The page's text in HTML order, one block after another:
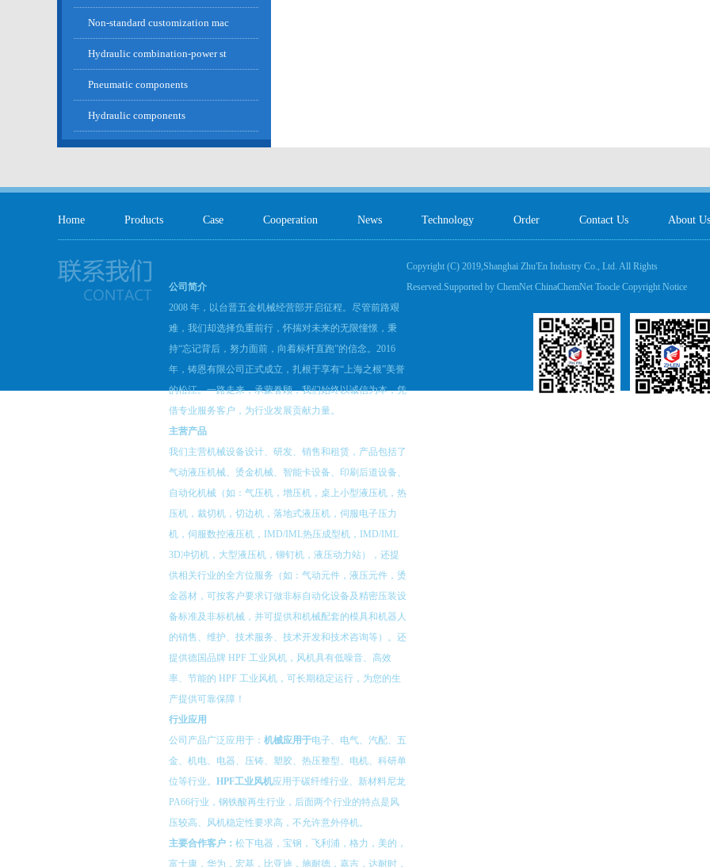
Non-standard customization mac
Hydraulic combination-power st
Pneumatic components
Hydraulic components
Home Products Case Cooperation News Technology Order Contact Us About Us
公司简介
2008 年，以台晋五金机械经营部开启征程。尽管前路艰
难，我们却选择负重前行，怀揣对未来的无限憧憬，秉
持“忘记背后，努力面前，向着标杆直跑”的信念。2016
年，铸恩有限公司正式成立，扎根于享有“上海之根”美誉
的松江。一路走来，承蒙眷顾，我们始终以诚信为本，凭
借专业服务客户，为行业发展贡献力量。
主营产品
我们主营机械设备设计、研发、销售和租赁，产品包括了
气动液压机械、烫金机械、智能卡设备、印刷后道设备、
自动化机械（如：气压机，增压机，桌上小型液压机，热
压机，裁切机，切边机，落地式液压机，伺服电子压力
机，伺服数控液压机，IMD/IML热压成型机，IMD/IML
3D冲切机，大型液压机，铆钉机，液压动力站），还提
供相关行业的全方位服务（如：气动元件，液压元件，烫
金器材，可按客户要求订做非标自动化设备及精密压装设
备标准及非标机械，并可提供和机械配套的模具和机器人
的销售、维护、技术服务、技术开发和技术咨询等）。还
提供德国品牌 HPF 工业风机，风机具有低噪音、高效
率、节能的 HPF 工业风机，可长期稳定运行，为您的生
产提供可靠保障！
行业应用
公司产品广泛应用于： 机械应用于电子、电气、汽配、五
金、机电、电器、压铸、塑胶、热压整型、电机、科研单
位等行业。 HPF工业风机应用于碳纤维行业、新材料尼龙
PA66行业，钢铁酸再生行业，后面两个行业的特点是风
压较高、风机稳定性要求高，不允许意外停机。
主要合作客户： 松下电器，宝钢，飞利浦，格力，美的，
富士康，华为，宏基，比亚迪，施耐德，嘉吉，达耐时，
Copyright (C) 2019,Shanghai Zhu'En Industry Co., Ltd. All Rights
Reserved.Supported by ChemNet ChinaChemNet Toocle Copyright Notice